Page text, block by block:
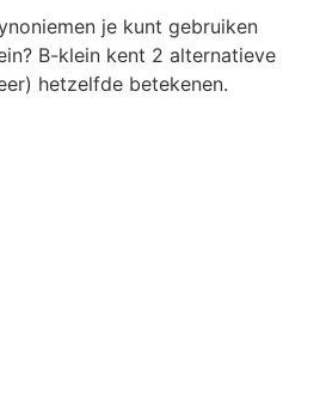
je kunt gebruiken
B-klein kent 2 alternatieve
hetzelfde betekenen.